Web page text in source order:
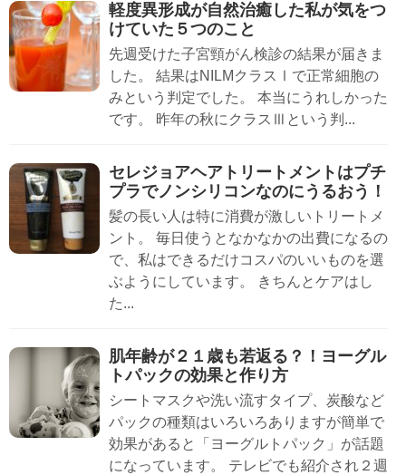
軽度異形成が自然治癒した私が気をつ
けていた５つのこと
先週受けた子宮頸がん検診の結果が届きま
した。 結果はNILMクラスⅠで正常細胞の
みという判定でした。 本当にうれしかった
です。 昨年の秋にクラスⅢという判...
セレジョアヘアトリートメントはプチ
プラでノンシリコンなのにうるおう！
髪の長い人は特に消費が激しいトリートメ
ント。 毎日使うとなかなかの出費になるの
で、私はできるだけコスパのいいものを選
ぶようにしています。 きちんとケアはし
た...
肌年齢が２１歳も若返る？！ヨーグル
トパックの効果と作り方
シートマスクや洗い流すタイプ、炭酸など
パックの種類はいろいろありますが簡単で
効果があると「ヨーグルトパック」が話題
になっています。 テレビでも紹介され２週